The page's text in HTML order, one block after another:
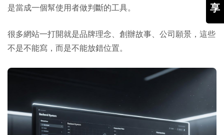
是當成一個幫使用者做判斷的工具。
很多網站一打開就是品牌理念、創辦故事、公司願景，這些
不是不能寫，而是不能放錯位置。
享